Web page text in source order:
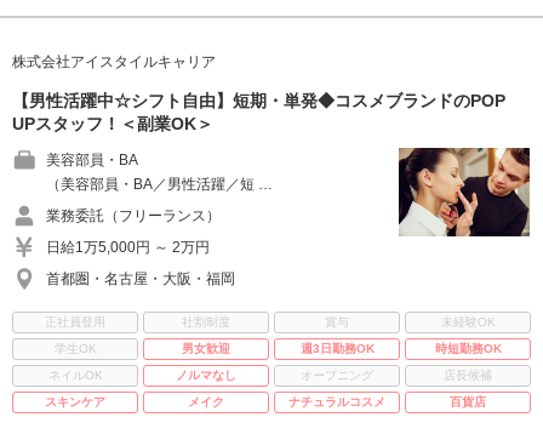
株式会社アイスタイルキャリア
【男性活躍中☆シフト自由】短期・単発◆コスメブランドのPOP
UPスタッフ！＜副業OK＞
美容部員・BA
（美容部員・BA／男性活躍／短 …
業務委託（フリーランス）
日給1万5,000円 ～ 2万円
首都圏・名古屋・大阪・福岡
正社員登用 社割制度 賞与
未経験OK
学生OK
男女歓迎 週3日勤務OK
時短勤務OK
ネイルOK
ノルマなし オープニング
店長候補
スキンケア
メイク ナチュラルコスメ 百貨店